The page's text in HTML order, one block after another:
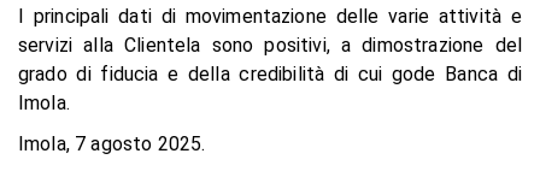
I principali dati di movimentazione delle varie attività e
servizi alla Clientela sono positivi, a dimostrazione del
grado di fiducia e della credibilità di cui gode Banca di
Imola.
Imola, 7 agosto 2025.